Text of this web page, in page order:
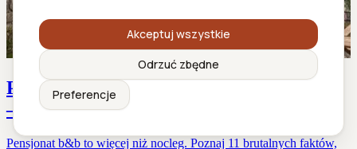
Akceptuj wszystkie
Odrzuć zbędne
Preferencje
Pensjonat b&b w 2026 czy hotel i Airbnb
– wybór, który zmienia podróż
Pensjonat b&b to więcej niż nocleg. Poznaj 11 brutalnych faktów,